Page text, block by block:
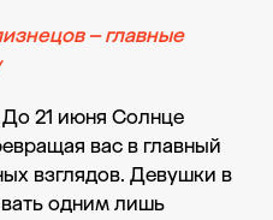
– главные
До 21 июня Солнце
вас в главный
взглядов. Девушки в
одним лишь